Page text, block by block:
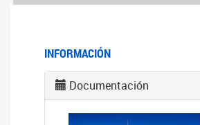
INFORMACIÓN
Documentación